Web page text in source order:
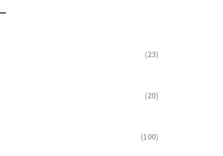
23
20
100